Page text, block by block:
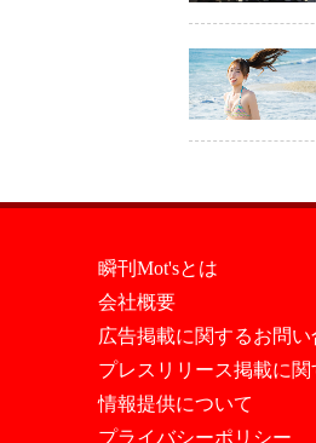
瞬刊Mot'sとは
会社概要
広告掲載に関するお問い
プレスリリース掲載に
情報提供について
プライバシーポリシー